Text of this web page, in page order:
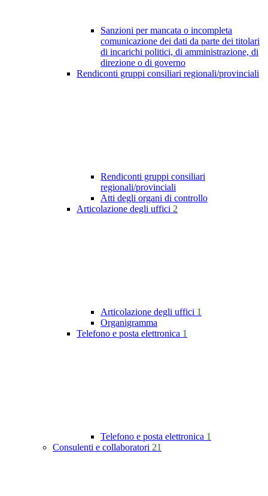
Sanzioni per mancata o incompleta
comunicazione dei dati da parte dei titolari
di incarichi politici, di amministrazione, di
direzione o di governo
Rendiconti gruppi consiliari regionali/provinciali
Rendiconti gruppi consiliari
regionali/provinciali
Atti degli organi di controllo
Articolazione degli uffici 2
Articolazione degli uffici 1
Organigramma
Telefono e posta elettronica 1
Telefono e posta elettronica 1
Consulenti e collaboratori 21